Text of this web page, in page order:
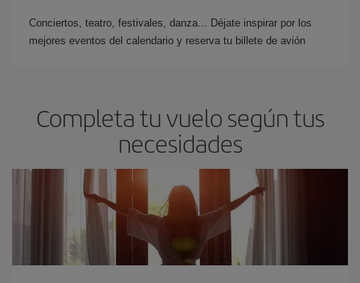
Conciertos, teatro, festivales, danza... Déjate inspirar por los
mejores eventos del calendario y reserva tu billete de avión
Completa tu vuelo según tus
necesidades